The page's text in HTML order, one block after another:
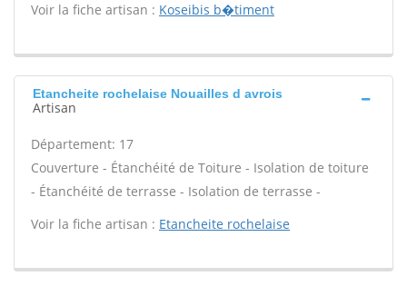
Voir la fiche artisan : Koseibis b�timent
Etancheite rochelaise Nouailles d avrois
Artisan
Département: 17
Couverture - Étanchéité de Toiture - Isolation de toiture
- Étanchéité de terrasse - Isolation de terrasse -
Voir la fiche artisan : Etancheite rochelaise